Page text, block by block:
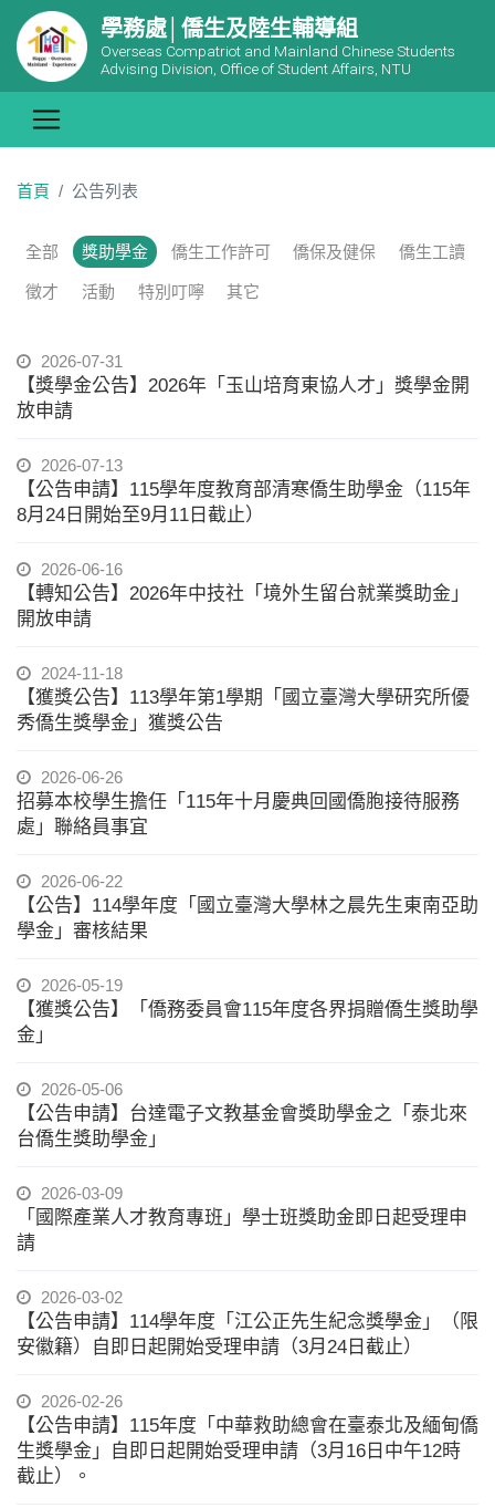
學務處│僑生及陸生輔導組
Overseas Compatriot and Mainland Chinese Students
Advising Division, Office of Student Affairs, NTU
首頁 公告列表
全部 獎助學金 僑生工作許可 僑保及健保 僑生工讀
徵才 活動 特別叮嚀 其它
2026-07-31
【獎學金公告】2026年「玉山培育東協人才」獎學金開
放申請
2026-07-13
【公告申請】115學年度教育部清寒僑生助學金（115年
8月24日開始至9月11日截止）
2026-06-16
【轉知公告】2026年中技社「境外生留台就業獎助金」
開放申請
2024-11-18
【獲獎公告】113學年第1學期「國立臺灣大學研究所優
秀僑生獎學金」獲獎公告
2026-06-26
招募本校學生擔任「115年十月慶典回國僑胞接待服務
處」聯絡員事宜
2026-06-22
【公告】114學年度「國立臺灣大學林之晨先生東南亞助
學金」審核結果
2026-05-19
【獲獎公告】「僑務委員會115年度各界捐贈僑生獎助學
金」
2026-05-06
【公告申請】台達電子文教基金會獎助學金之「泰北來
台僑生獎助學金」
2026-03-09
「國際產業人才教育專班」學士班獎助金即日起受理申
請
2026-03-02
【公告申請】114學年度「江公正先生紀念獎學金」（限
安徽籍）自即日起開始受理申請（3月24日截止）
2026-02-26
【公告申請】115年度「中華救助總會在臺泰北及緬甸僑
生獎學金」自即日起開始受理申請（3月16日中午12時
截止）。